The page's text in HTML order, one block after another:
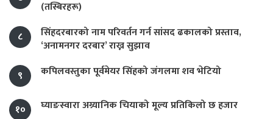
(तस्बिरहरू)
८
सिंहदरबारको नाम परिवर्तन गर्न सांसद ढकालको प्रस्ताव,
‘अनामनगर दरबार’ राख्न सुझाव
९
कपिलवस्तुका पूर्वमेयर सिंहको जंगलमा शव भेटियो
१० घ्याङस्वारा अग्र्यानिक चियाको मूल्य प्रतिकिलो छ हजार